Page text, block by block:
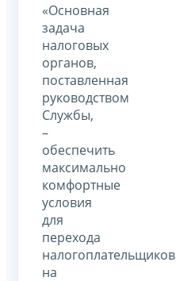
«Основная
задача
налоговых
органов,
поставленная
руководством
Службы,
–
обеспечить
максимально
комфортные
условия
для
перехода
налогоплательщиков
на